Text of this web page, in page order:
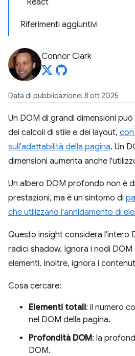
React
Riferimenti aggiuntivi
Connor Clark
Data di pubblicazione: 8 ott 2025
Un DOM di grandi dimensioni
dei calcoli di stile e dei layout,
sull'adattabilità della pagina. Un
dimensioni aumenta anche
Un albero DOM profondo non è
prestazioni, ma è un sintomo di
che utilizzano l'annidamento di
Questo insight considera l'intero
radici shadow. Ignora i nodi
elementi. Inoltre, ignora i
Cosa cercare:
Elementi totali: il numero
nel DOM della pagina.
Profondità DOM: la
DOM.